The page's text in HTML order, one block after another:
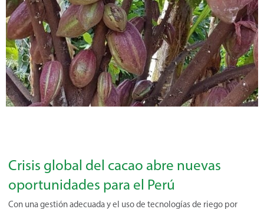
Crisis global del cacao abre nuevas
oportunidades para el Perú
Con una gestión adecuada y el uso de tecnologías de riego por